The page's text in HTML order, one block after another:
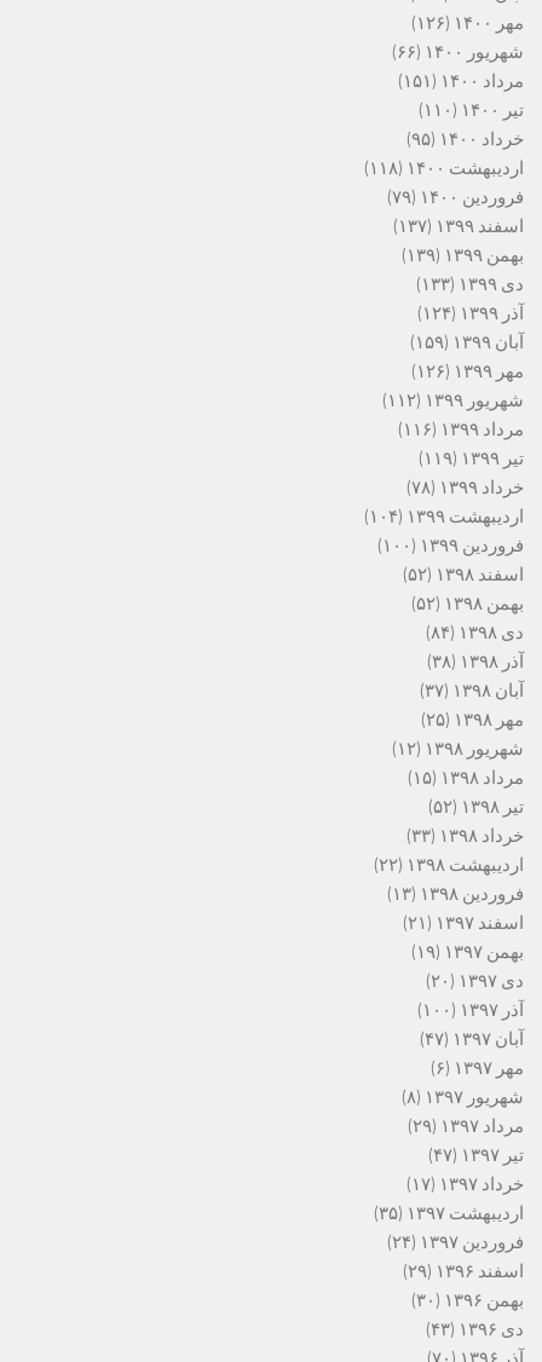
مهر ۱۴۰۰
(۱۲۶)
شهریور ۱۴۰۰
(۶۶)
مرداد ۱۴۰۰
(۱۵۱)
تیر ۱۴۰۰
(۱۱۰)
خرداد ۱۴۰۰
(۹۵)
اردیبهشت ۱۴۰۰
(۱۱۸)
فروردین ۱۴۰۰
(۷۹)
اسفند ۱۳۹۹
(۱۳۷)
بهمن ۱۳۹۹
(۱۳۹)
دی ۱۳۹۹
(۱۳۳)
آذر ۱۳۹۹
(۱۲۴)
آبان ۱۳۹۹
(۱۵۹)
مهر ۱۳۹۹
(۱۲۶)
شهریور ۱۳۹۹
(۱۱۲)
مرداد ۱۳۹۹
(۱۱۶)
تیر ۱۳۹۹
(۱۱۹)
خرداد ۱۳۹۹
(۷۸)
اردیبهشت ۱۳۹۹
(۱۰۴)
فروردین ۱۳۹۹
(۱۰۰)
اسفند ۱۳۹۸
(۵۲)
بهمن ۱۳۹۸
(۵۲)
دی ۱۳۹۸
(۸۴)
آذر ۱۳۹۸
(۳۸)
آبان ۱۳۹۸
(۳۷)
مهر ۱۳۹۸
(۲۵)
شهریور ۱۳۹۸
(۱۲)
مرداد ۱۳۹۸
(۱۵)
تیر ۱۳۹۸
(۵۲)
خرداد ۱۳۹۸
(۳۳)
اردیبهشت ۱۳۹۸
(۲۲)
فروردین ۱۳۹۸
(۱۳)
اسفند ۱۳۹۷
(۲۱)
بهمن ۱۳۹۷
(۱۹)
دی ۱۳۹۷
(۲۰)
آذر ۱۳۹۷
(۱۰۰)
آبان ۱۳۹۷
(۴۷)
مهر ۱۳۹۷
(۶)
شهریور ۱۳۹۷
(۸)
مرداد ۱۳۹۷
(۲۹)
تیر ۱۳۹۷
(۴۷)
خرداد ۱۳۹۷
(۱۷)
اردیبهشت ۱۳۹۷
(۳۵)
فروردین ۱۳۹۷
(۲۴)
اسفند ۱۳۹۶
(۲۹)
بهمن ۱۳۹۶
(۳۰)
دی ۱۳۹۶
(۴۳)